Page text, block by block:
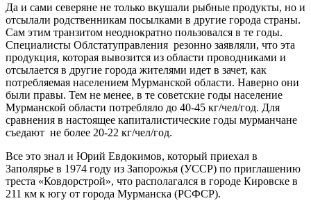
Да и сами северяне не только вкушали рыбные продукты, но и
отсылали родственникам посылками в другие города страны.
Сам этим транзитом неоднократно пользовался в те годы.
Специалисты Облстатуправления резонно заявляли, что эта
продукция, которая вывозится из области проводниками и
отсылается в другие города жителями идет в зачет, как
потребляемая населением Мурманской области. Наверно они
были правы. Тем не менее, в те советские годы население
Мурманской области потребляло до 40-45 кг/чел/год. Для
сравнения в настоящее капиталистические годы мурманчане
съедают не более 20-22 кг/чел/год.
Все это знал и Юрий Евдокимов, который приехал в
Заполярье в 1974 году из Запорожья (УССР) по приглашению
треста «Ковдорстрой», что располагался в городе Кировске в
211 км к югу от города Мурманска (РСФСР).